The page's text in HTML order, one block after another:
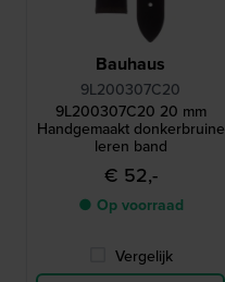
Bauhaus
9L200307C20
9L200307C20 20 mm
Handgemaakt donkerbruine
leren band
€ 52,-
● Op voorraad
Vergelijk